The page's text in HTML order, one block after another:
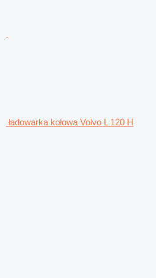
ładowarka kołowa Volvo L 120 H